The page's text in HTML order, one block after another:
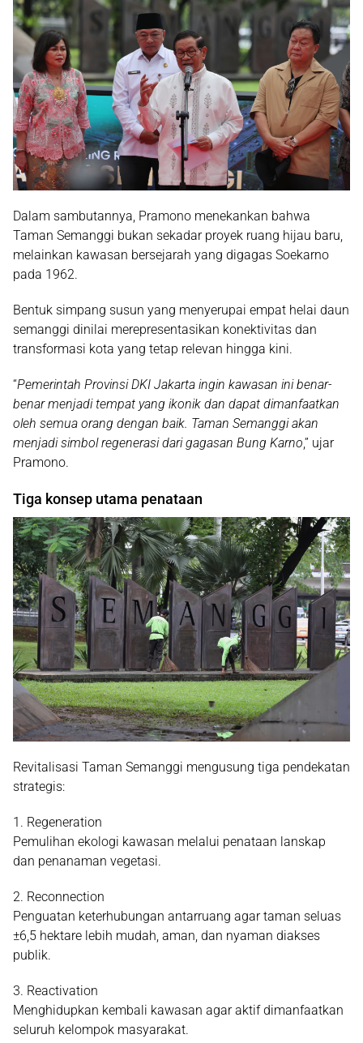
Dalam sambutannya, Pramono menekankan bahwa
Taman Semanggi bukan sekadar proyek ruang hijau baru,
melainkan kawasan bersejarah yang digagas Soekarno
pada 1962.
Bentuk simpang susun yang menyerupai empat helai daun
semanggi dinilai merepresentasikan konektivitas dan
transformasi kota yang tetap relevan hingga kini.
“Pemerintah Provinsi DKI Jakarta ingin kawasan ini benar-
benar menjadi tempat yang ikonik dan dapat dimanfaatkan
oleh semua orang dengan baik. Taman Semanggi akan
menjadi simbol regenerasi dari gagasan Bung Karno,” ujar
Pramono.
Tiga konsep utama penataan
Revitalisasi Taman Semanggi mengusung tiga pendekatan
strategis:
1. Regeneration
Pemulihan ekologi kawasan melalui penataan lanskap
dan penanaman vegetasi.
2. Reconnection
Penguatan keterhubungan antarruang agar taman seluas
±6,5 hektare lebih mudah, aman, dan nyaman diakses
publik.
3. Reactivation
Menghidupkan kembali kawasan agar aktif dimanfaatkan
seluruh kelompok masyarakat.